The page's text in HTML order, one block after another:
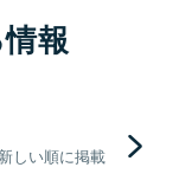
報
しい順に掲載